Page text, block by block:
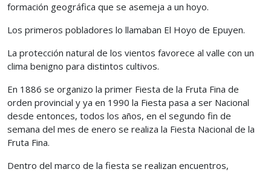
formación geográfica que se asemeja a un hoyo.
Los primeros pobladores lo llamaban El Hoyo de Epuyen.
La protección natural de los vientos favorece al valle con un
clima benigno para distintos cultivos.
En 1886 se organizo la primer Fiesta de la Fruta Fina de
orden provincial y ya en 1990 la Fiesta pasa a ser Nacional
desde entonces, todos los años, en el segundo fin de
semana del mes de enero se realiza la Fiesta Nacional de la
Fruta Fina.
Dentro del marco de la fiesta se realizan encuentros,